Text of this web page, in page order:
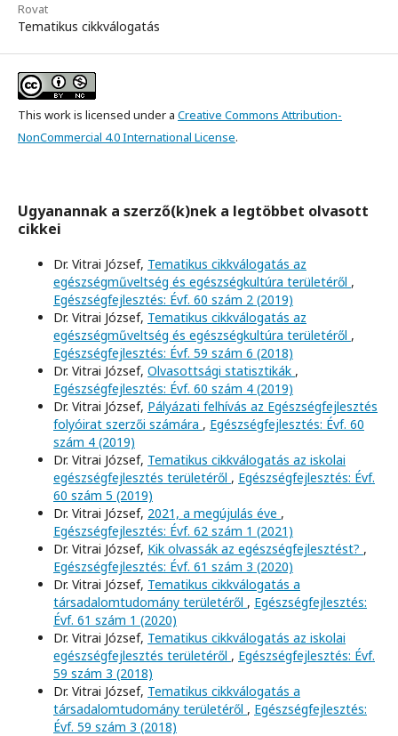
Rovat
Tematikus cikkválogatás
This work is licensed under a Creative Commons Attribution-
NonCommercial 4.0 International License.
Ugyanannak a szerző(k)nek a legtöbbet olvasott
cikkei
Dr. Vitrai József, Tematikus cikkválogatás az
egészségműveltség és egészségkultúra területéről ,
Egészségfejlesztés: Évf. 60 szám 2 (2019)
Dr. Vitrai József, Tematikus cikkválogatás az
egészségműveltség és egészségkultúra területéről ,
Egészségfejlesztés: Évf. 59 szám 6 (2018)
Dr. Vitrai József, Olvasottsági statisztikák ,
Egészségfejlesztés: Évf. 60 szám 4 (2019)
Dr. Vitrai József, Pályázati felhívás az Egészségfejlesztés
folyóirat szerzői számára , Egészségfejlesztés: Évf. 60
szám 4 (2019)
Dr. Vitrai József, Tematikus cikkválogatás az iskolai
egészségfejlesztés területéről , Egészségfejlesztés: Évf.
60 szám 5 (2019)
Dr. Vitrai József, 2021, a megújulás éve ,
Egészségfejlesztés: Évf. 62 szám 1 (2021)
Dr. Vitrai József, Kik olvassák az egészségfejlesztést? ,
Egészségfejlesztés: Évf. 61 szám 3 (2020)
Dr. Vitrai József, Tematikus cikkválogatás a
társadalomtudomány területéről , Egészségfejlesztés:
Évf. 61 szám 1 (2020)
Dr. Vitrai József, Tematikus cikkválogatás az iskolai
egészségfejlesztés területéről , Egészségfejlesztés: Évf.
59 szám 3 (2018)
Dr. Vitrai József, Tematikus cikkválogatás a
társadalomtudomány területéről , Egészségfejlesztés:
Évf. 59 szám 3 (2018)